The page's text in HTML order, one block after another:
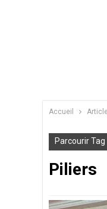
Accueil
Parcourir Tag
Piliers